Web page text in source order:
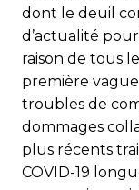
dont le deuil
d’actualité
raison de tous
première
troubles de
dommages
plus récents
COVID-19